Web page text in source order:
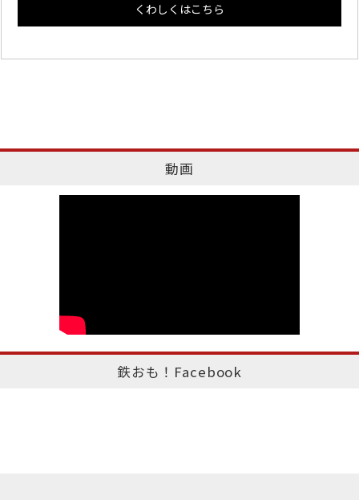
くわしくはこちら
動画
鉄おも！Facebook